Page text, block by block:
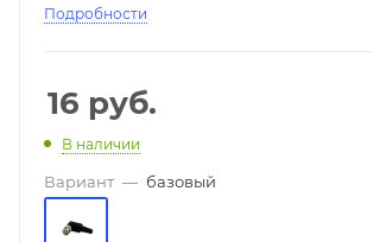
другим радиоэлектронным устройствам
упаковке).
Подробности
16 руб.
В наличии
Вариант — базовый